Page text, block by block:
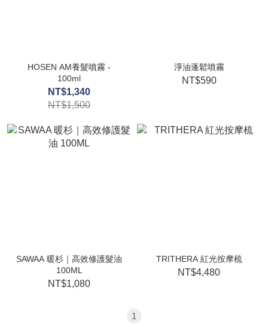
HOSEN AM養髮噴霧 -
100ml
NT$1,340
NT$1,500
淨油蓬鬆噴霧
NT$590
SAWAA 暖杉｜高效修護髮油
100ML
NT$1,080
TRITHERA 紅光按摩梳
NT$4,480
1